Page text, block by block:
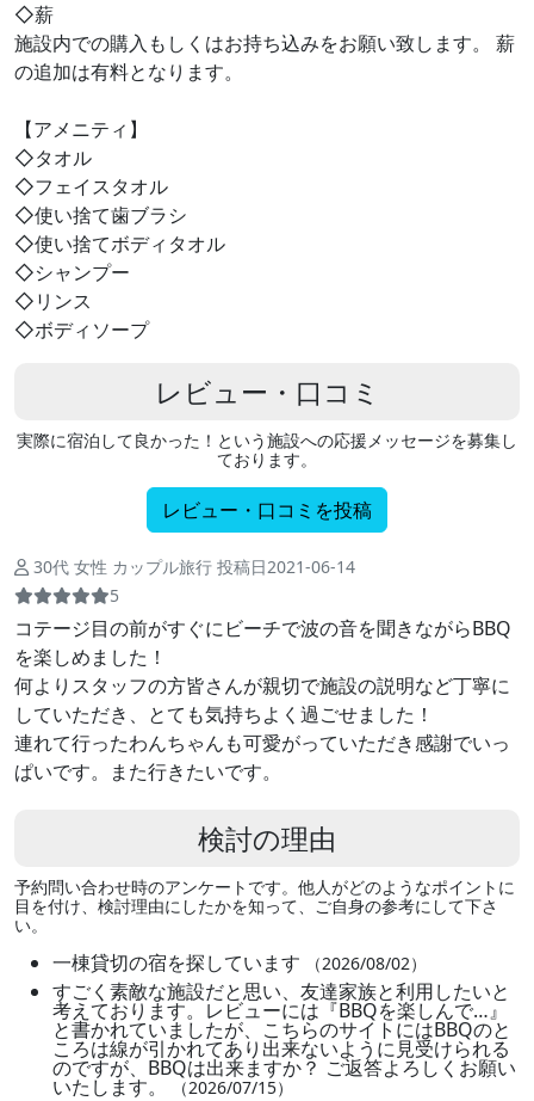
◇薪
施設内での購入もしくはお持ち込みをお願い致します。 薪
の追加は有料となります。
【アメニティ】
◇タオル
◇フェイスタオル
◇使い捨て歯ブラシ
◇使い捨てボディタオル
◇シャンプー
◇リンス
◇ボディソープ
レビュー・口コミ
実際に宿泊して良かった！という施設への応援メッセージを募集し
ております。
レビュー・口コミを投稿
30代 女性 カップル旅行 投稿日2021-06-14
5
コテージ目の前がすぐにビーチで波の音を聞きながらBBQ
を楽しめました！
何よりスタッフの方皆さんが親切で施設の説明など丁寧に
していただき、とても気持ちよく過ごせました！
連れて行ったわんちゃんも可愛がっていただき感謝でいっ
ぱいです。また行きたいです。
検討の理由
予約問い合わせ時のアンケートです。他人がどのようなポイントに
目を付け、検討理由にしたかを知って、ご自身の参考にして下さ
い。
一棟貸切の宿を探しています （2026/08/02）
すごく素敵な施設だと思い、友達家族と利用したいと
考えております。レビューには『BBQを楽しんで…』
と書かれていましたが、こちらのサイトにはBBQのと
ころは線が引かれてあり出来ないように見受けられる
のですが、BBQは出来ますか？ ご返答よろしくお願い
いたします。 （2026/07/15）